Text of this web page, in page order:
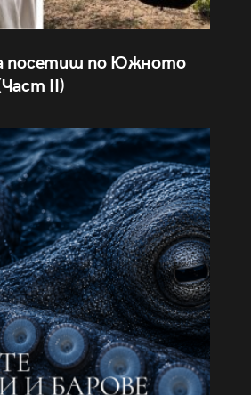
посетиш по Южното
II)